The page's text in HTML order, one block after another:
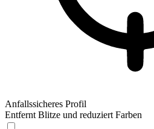
Anfallssicheres Profil
Entfernt Blitze und reduziert Farben